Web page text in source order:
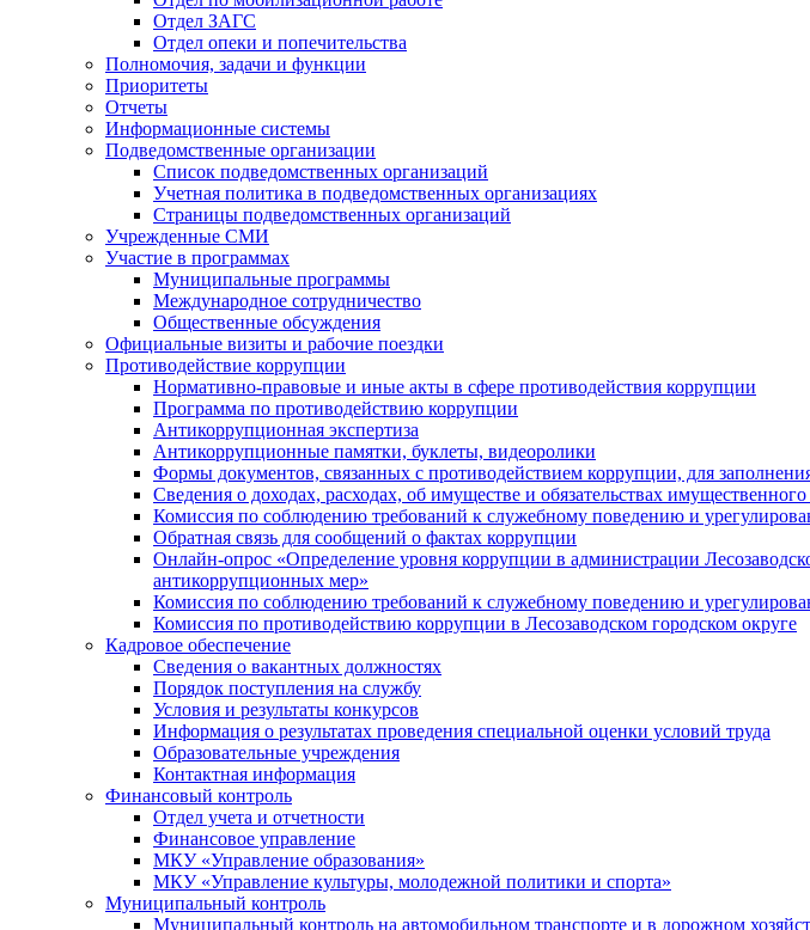
Отдел ЗАГС
Отдел опеки и попечительства
Полномочия, задачи и функции
Приоритеты
Отчеты
Информационные системы
Подведомственные организации
Список подведомственных организаций
Учетная политика в подведомственных организациях
Страницы подведомственных организаций
Учрежденные СМИ
Участие в программах
Муниципальные программы
Международное сотрудничество
Общественные обсуждения
Официальные визиты и рабочие поездки
Противодействие коррупции
Нормативно-правовые и иные акты в сфере противодействия коррупции
Программа по противодействию коррупции
Антикоррупционная экспертиза
Антикоррупционные памятки, буклеты, видеоролики
Формы документов, связанных с противодействием коррупции, для
Сведения о доходах, расходах, об имуществе и обязательствах имущественного
Комиссия по соблюдению требований к служебному поведению и
Обратная связь для сообщений о фактах коррупции
Онлайн-опрос «Определение уровня коррупции в администрации
антикоррупционных мер»
Комиссия по соблюдению требований к служебному поведению и
Комиссия по противодействию коррупции в Лесозаводском городском округе
Кадровое обеспечение
Сведения о вакантных должностях
Порядок поступления на службу
Условия и результаты конкурсов
Информация о результатах проведения специальной оценки условий труда
Образовательные учреждения
Контактная информация
Финансовый контроль
Отдел учета и отчетности
Финансовое управление
МКУ «Управление образования»
МКУ «Управление культуры, молодежной политики и спорта»
Муниципальный контроль
Муниципальный контроль на автомобильном транспорте и в дорожном